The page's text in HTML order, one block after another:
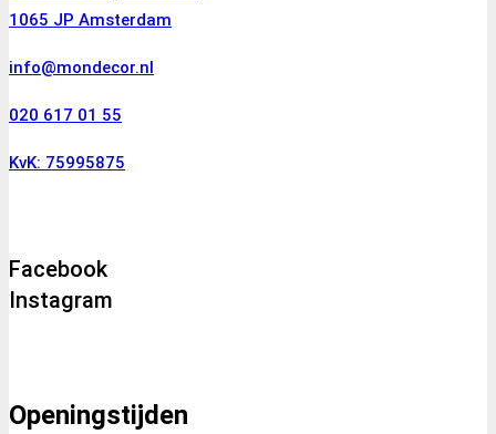
1065 JP Amsterdam
info@mondecor.nl
020 617 01 55
KvK: 75995875
Facebook
Instagram
Openingstijden